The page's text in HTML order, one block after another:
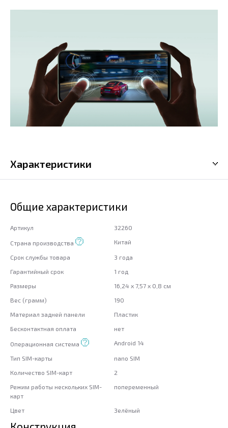
Характеристики
Общие характеристики
Артикул 32260
Страна производства Китай
Срок службы товара
3 года
Гарантийный срок
1 год
Размеры
16,24 x 7,57 x 0,8 см
Вес (грамм)
190
Материал задней панели
Пластик
Бесконтактная оплата
нет
Операционная система Android 14
Тип SIM-карты
nano SIM
Количество SIM-карт
2
Режим работы нескольких SIM-
карт
попеременный
Цвет Зелёный